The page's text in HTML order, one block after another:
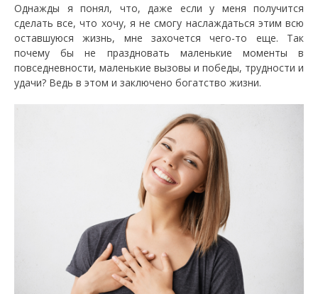
Однажды я понял, что, даже если у меня получится
сделать все, что хочу, я не смогу наслаждаться этим всю
оставшуюся жизнь, мне захочется чего-то еще. Так
почему бы не праздновать маленькие моменты в
повседневности, маленькие вызовы и победы, трудности и
удачи? Ведь в этом и заключено богатство жизни.